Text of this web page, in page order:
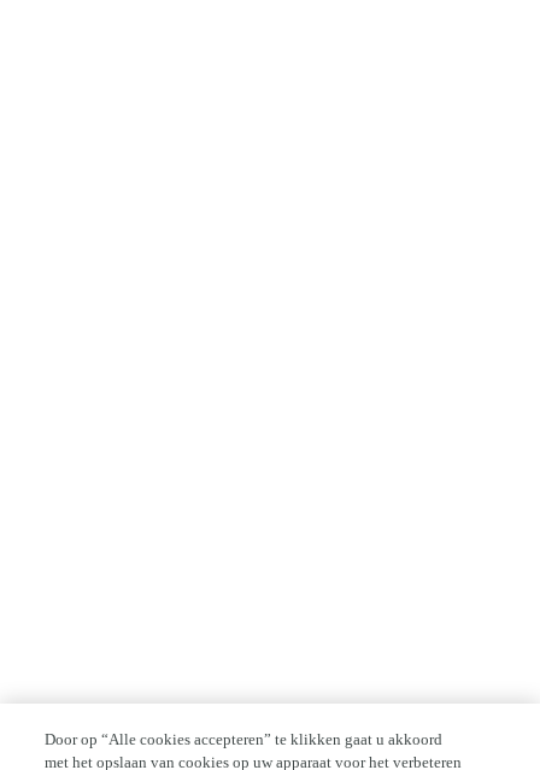
Door op “Alle cookies accepteren” te klikken gaat u akkoord
met het opslaan van cookies op uw apparaat voor het verbeteren